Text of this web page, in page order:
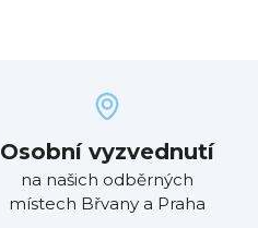
Osobní vyzvednutí
na našich odběrných
místech Břvany a Praha